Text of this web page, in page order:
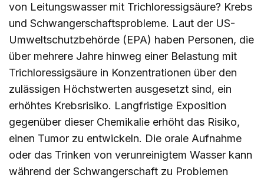
von Leitungswasser mit Trichloressigsäure? Krebs
und Schwangerschaftsprobleme. Laut der US-
Umweltschutzbehörde (EPA) haben Personen, die
über mehrere Jahre hinweg einer Belastung mit
Trichloressigsäure in Konzentrationen über den
zulässigen Höchstwerten ausgesetzt sind, ein
erhöhtes Krebsrisiko. Langfristige Exposition
gegenüber dieser Chemikalie erhöht das Risiko,
einen Tumor zu entwickeln. Die orale Aufnahme
oder das Trinken von verunreinigtem Wasser kann
während der Schwangerschaft zu Problemen